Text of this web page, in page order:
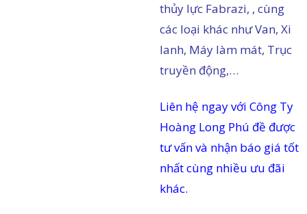
thủy lực Fabrazi, , cùng
các loại khác như Van, Xi
lanh, Máy làm mát, Trục
truyền động,…
Liên hệ ngay với Công Ty
Hoàng Long Phú đề được
tư vấn và nhận báo giá tốt
nhất cùng nhiều ưu đãi
khác.